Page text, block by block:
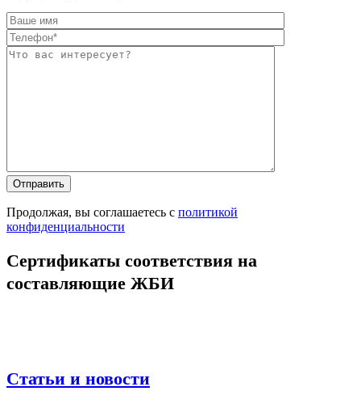
Продолжая, вы соглашаетесь с политикой
конфиденциальности
Сертификаты соответствия на
составляющие ЖБИ
Статьи и новости